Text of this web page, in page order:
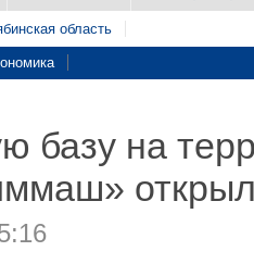
область
базу на